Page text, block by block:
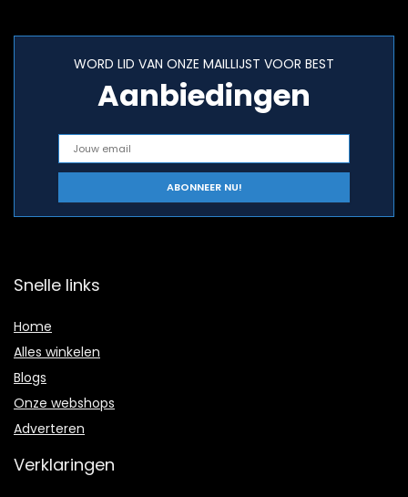
WORD LID VAN ONZE MAILLIJST VOOR BEST
Aanbiedingen
Snelle links
Home
Alles winkelen
Blogs
Onze webshops
Adverteren
Verklaringen